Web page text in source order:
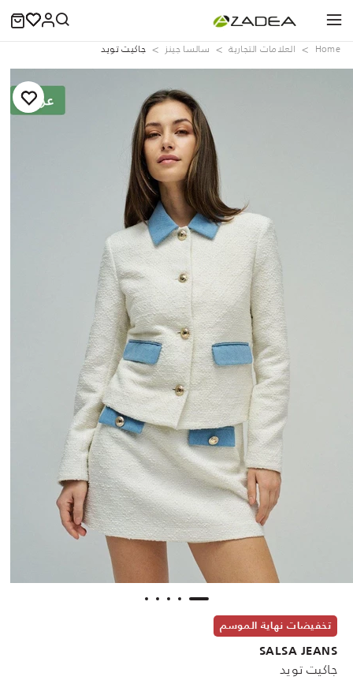
Home العلامات التجارية سالسا جينز جاكيت تويد
تخفيضات نهاية الموسم
SALSA JEANS
جاكيت تويد